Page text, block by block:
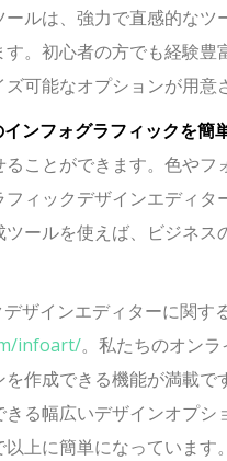
ルは、強力で直感的な
。初心者の方でも経験
可能なオプションが用意
インフォグラフィックを簡
ことができます。色や
ィックデザインエディ
ールを使えば、ビジネ
ザインエディターに関す
infoart/。私たちのオン
作成できる機能が満載
る幅広いデザインオプ
上に簡単になっています。